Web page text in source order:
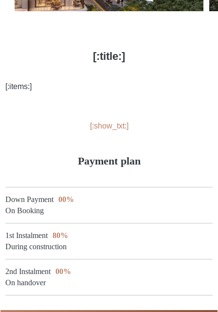
[:title:]
[:items:]
[:show_txt:]
Payment plan
Down Payment
00%
On Booking
1st Instalment
80%
During construction
2nd Instalment
00%
On handover